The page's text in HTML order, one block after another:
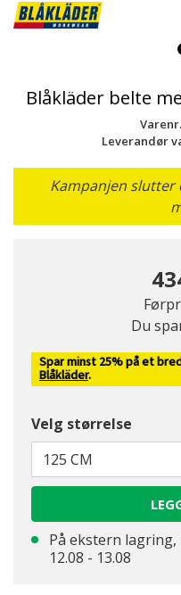
Blåkläder belte
Varenr.
Leverandør
Kampanjen slutter
Du
Spar minst 25% på et
Blåkläder.
Velg størrelse
125 CM
På ekstern
12.08 - 13.08